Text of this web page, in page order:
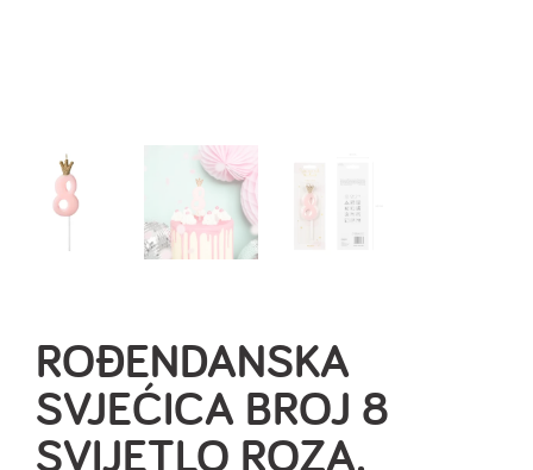
ROĐENDANSKA
SVJEĆICA BROJ 8
SVIJETLO ROZA,